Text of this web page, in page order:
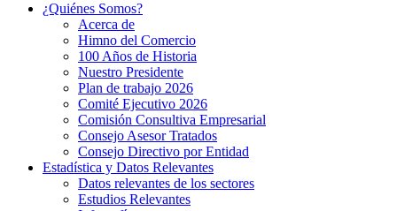
¿Quiénes Somos?
Acerca de
Himno del Comercio
100 Años de Historia
Nuestro Presidente
Plan de trabajo 2026
Comité Ejecutivo 2026
Comisión Consultiva Empresarial
Consejo Asesor Tratados
Consejo Directivo por Entidad
Estadística y Datos Relevantes
Datos relevantes de los sectores
Estudios Relevantes